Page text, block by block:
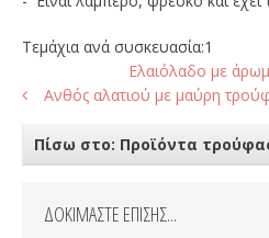
Τεμάχια ανά συσκευασία:1
Ελαιόλαδο με
Ανθός αλατιού με μαύρη
Πίσω στο: Προϊόντα
ΔΟΚΙΜΑΣΤΕ ΕΠΙΣΗΣ...